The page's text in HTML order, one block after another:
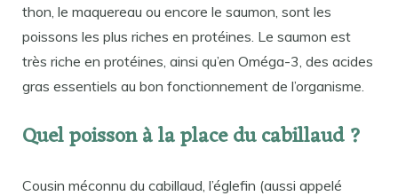
thon, le maquereau ou encore le saumon, sont les
poissons les plus riches en protéines. Le saumon est
très riche en protéines, ainsi qu’en Oméga-3, des acides
gras essentiels au bon fonctionnement de l’organisme.
Quel poisson à la place du cabillaud ?
Cousin méconnu du cabillaud, l’églefin (aussi appelé